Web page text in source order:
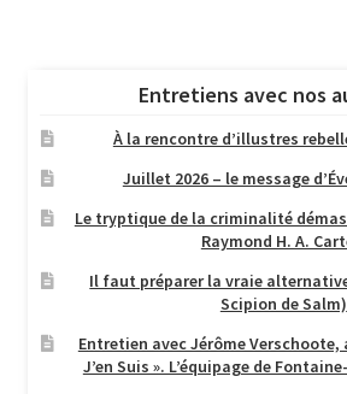
Entretiens avec nos
À la rencontre d’illustres
Juillet 2026 – le message
Le tryptique de la criminalité
Raymond H. A.
Il faut préparer la vraie
Scipion de Salm)
Entretien avec Jérôme
J’en Suis ». L’équipage de